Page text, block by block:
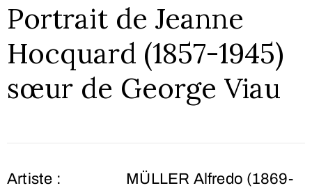
Portrait de Jeanne
Hocquard (1857-1945)
sœur de George Viau
Artiste :
MÜLLER Alfredo (1869-